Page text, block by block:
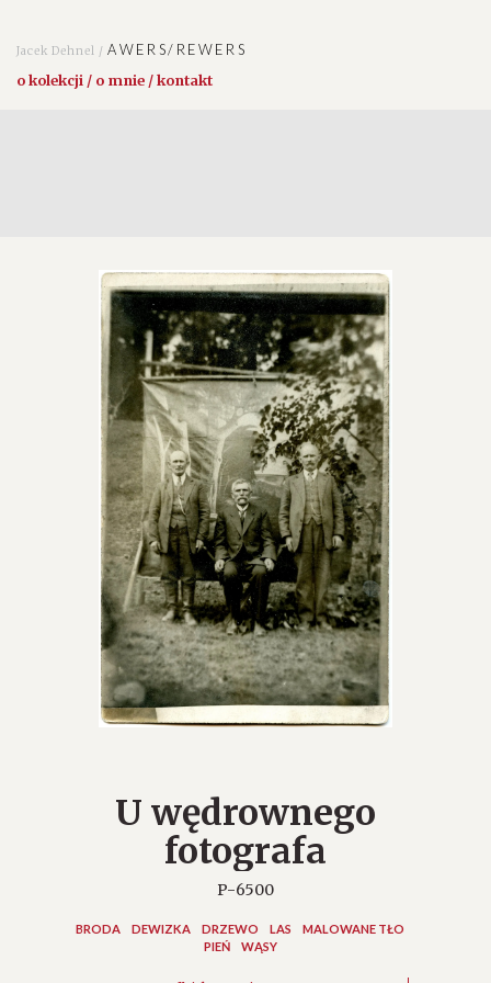
Jacek Dehnel /AWERS/REWERS
o kolekcji / o mnie / kontakt
U wędrownego
fotografa
P-6500
BRODA DEWIZKA DRZEWO LAS
MALOWANE TŁO
PIEŃ
WĄSY